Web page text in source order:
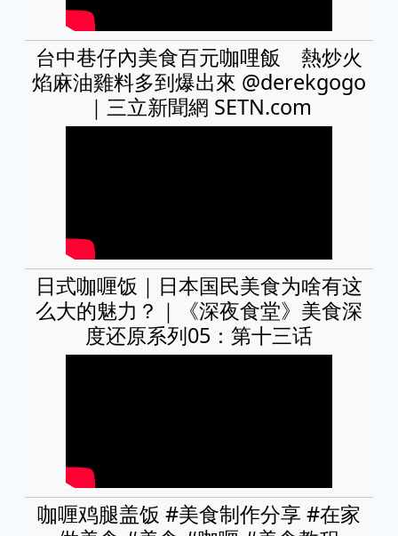
台中巷仔內美食百元咖哩飯 熱炒火
焰麻油雞料多到爆出來 @derekgogo
｜三立新聞網 SETN.com
日式咖喱饭｜日本国民美食为啥有这
么大的魅力？｜《深夜食堂》美食深
度还原系列05：第十三话
咖喱鸡腿盖饭 #美食制作分享 #在家